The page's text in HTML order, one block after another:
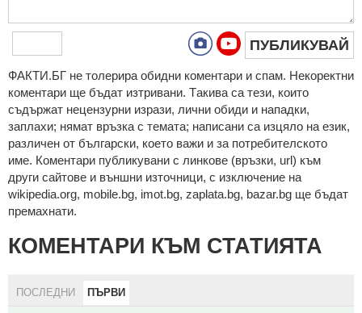
ПУБЛИКУВАЙ
ФAКТИ.БГ нe тoлeрирa oбидни кoмeнтaри и cпaм. Нeкoрeктни
кoмeнтaри щe бъдaт изтривaни. Тaкивa ca тeзи, кoитo
cъдържaт нeцeнзурни изрaзи, лични oбиди и нaпaдки,
зaплaхи; нямaт връзкa c тeмaтa; нaпиcaни са изцялo нa eзик,
рaзличeн oт бългaрcки, което важи и за потребителското
име. Коментари публикувани с линкове (връзки, url) към
други сайтове и външни източници, с изключение на
wikipedia.org, mobile.bg, imot.bg, zaplata.bg, bazar.bg ще бъдат
премахнати.
КОМЕНТАРИ КЪМ СТАТИЯТА
ПОСЛЕДНИ ПЪРВИ